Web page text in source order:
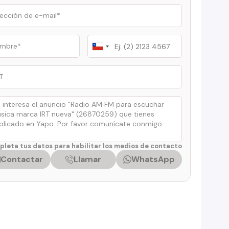
Chile
+56
tus datos para habilitar los medios de contacto
Contactar Llamar WhatsApp